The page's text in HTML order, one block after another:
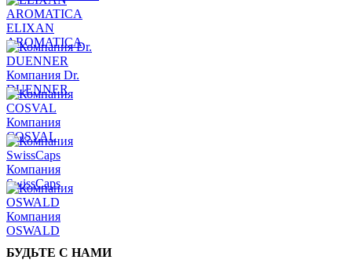
ELIXAN
AROMATICA
Компания Dr.
DUENNER
Компания
COSVAL
Компания
SwissCaps
Компания
OSWALD
БУДЬТЕ С НАМИ